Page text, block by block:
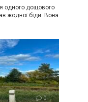
одного дощового
жодної біди. Вона
0